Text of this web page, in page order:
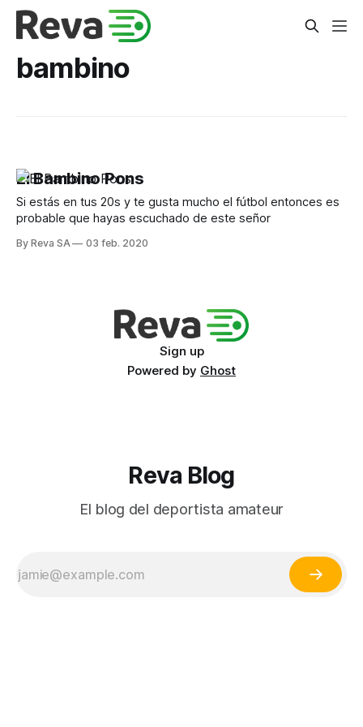
bambino
El Bambino Pons
Si estás en tus 20s y te gusta mucho el fútbol entonces es
probable que hayas escuchado de este señor
By Reva SA 03 feb. 2020
Sign up
Powered by Ghost
Reva Blog
El blog del deportista amateur